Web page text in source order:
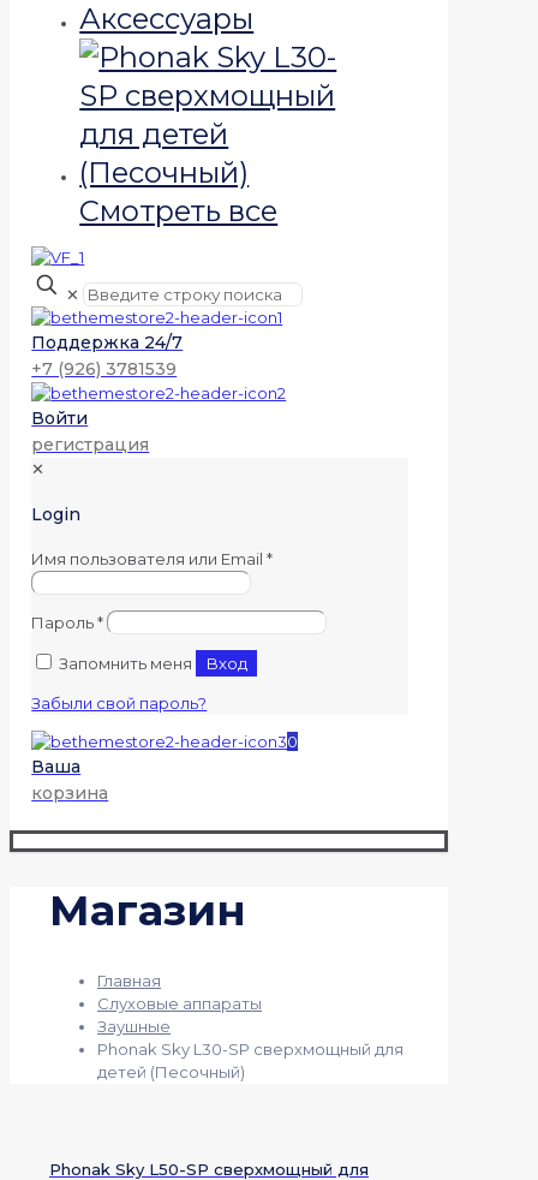
Аксессуары
Смотреть все
✕
Поддержка 24/7
+7 (926) 3781539
Войти
регистрация
✕
Login
Имя пользователя или Email*
Пароль*
Запомнить меня Вход
Забыли свой пароль?
0
Ваша
корзина
Магазин
Главная
Слуховые аппараты
Заушные
Phonak Sky L30-SP сверхмощный для
детей (Песочный)
Phonak Sky L50-SP сверхмощный для